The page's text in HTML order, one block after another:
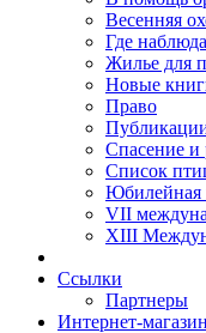
Весенняя
Где
Жилье для
Новые
Право
Спасение и
Список
Юбилейная
VII
XIII
Ссылки
Партнеры
Интернет-магазин